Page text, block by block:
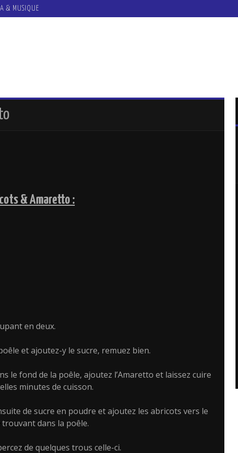
& MUSIQUE
& Amaretto :
en deux.
et ajoutez-y le sucre, remuez bien.
le fond de la poêle, ajoutez l’Amaretto et laissez cuire
minutes de cuisson.
de sucre en poudre et ajoutez les abricots vers le
dans la poêle.
de quelques trous celle-ci.